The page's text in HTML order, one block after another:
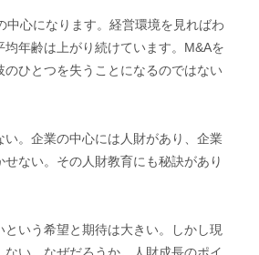
心になります。経営環境を見ればわ
年齢は上がり続けています。M&Aを
ひとつを失うことになるのではない
。企業の中心には人財があり、企業
ない。その人財教育にも秘訣があり
いう希望と期待は大きい。しかし現
い。なぜだろうか。人財成長のポイ